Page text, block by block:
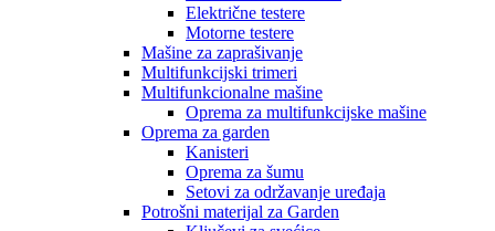
Električne testere
Motorne testere
Mašine za zaprašivanje
Multifunkcijski trimeri
Multifunkcionalne mašine
Oprema za multifunkcijske mašine
Oprema za garden
Kanisteri
Oprema za šumu
Setovi za održavanje uređaja
Potrošni materijal za Garden